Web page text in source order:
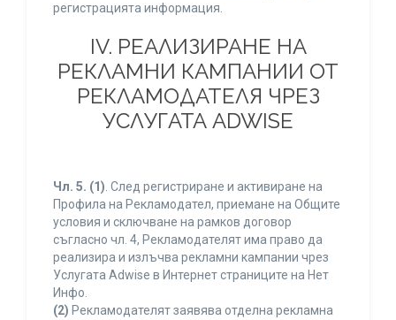
регистрацията информация.
IV. РЕАЛИЗИРАНЕ НА
РЕКЛАМНИ КАМПАНИИ ОТ
РЕКЛАМОДАТЕЛЯ ЧРЕЗ
УСЛУГАТА ADWISE
Чл. 5. (1). След регистриране и активиране на
Профила на Рекламодател, приемане на Общите
условия и сключване на рамков договор
съгласно чл. 4, Рекламодателят има право да
реализира и излъчва рекламни кампании чрез
Услугата Adwise в Интернет страниците на Нет
Инфо.
(2) Рекламодателят заявява отделна рекламна